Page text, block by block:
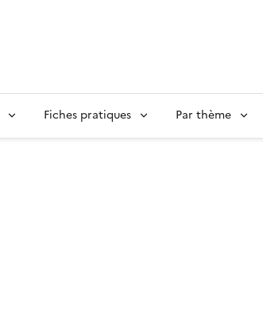
Fiches pratiques Par thème